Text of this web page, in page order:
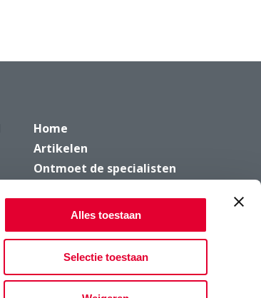
Alles toestaan
Selectie toestaan
Home
Artikelen
Ontmoet de specialisten
Productinfo
Contact